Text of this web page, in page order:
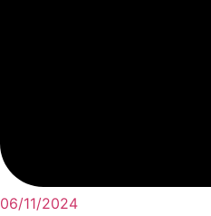
06/11/2024